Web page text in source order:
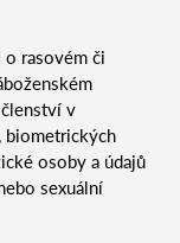
rasovém či
v
biometrických
osoby a údajů
sexuální